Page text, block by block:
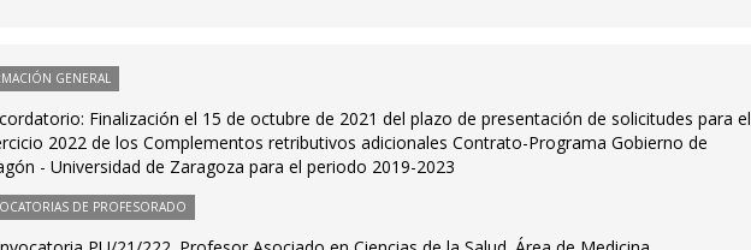
GENERAL
Finalización el 15 de octubre de 2021 del plazo de presentación de solicitudes para el
2022 de los Complementos retributivos adicionales Contrato-Programa Gobierno de
- Universidad de Zaragoza para el periodo 2019-2023
DE PROFESORADO